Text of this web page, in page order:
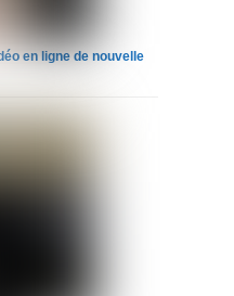
en ligne de nouvelle